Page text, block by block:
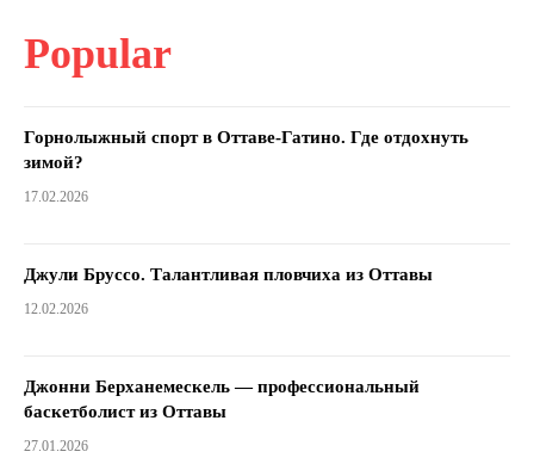
Popular
Горнолыжный спорт в Оттаве-Гатино. Где отдохнуть
зимой?
17.02.2026
Джули Бруссо. Талантливая пловчиха из Оттавы
12.02.2026
Джонни Берханемескель — профессиональный
баскетболист из Оттавы
27.01.2026